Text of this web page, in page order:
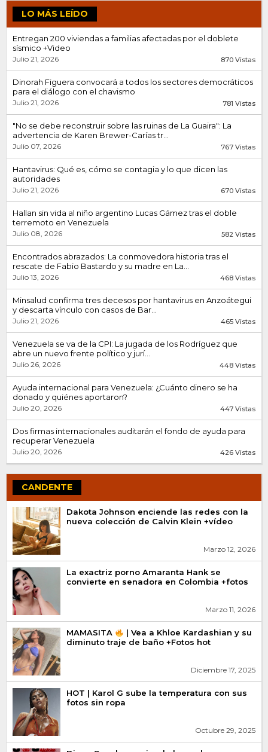
LO MÁS LEÍDO
Entregan 200 viviendas a familias afectadas por el doblete
sísmico +Video
Julio 21, 2026 870 Vistas
Dinorah Figuera convocará a todos los sectores democráticos
para el diálogo con el chavismo
Julio 21, 2026 781 Vistas
"No se debe reconstruir sobre las ruinas de La Guaira": La
advertencia de Karen Brewer-Carías tr...
Julio 07, 2026 767 Vistas
Hantavirus: Qué es, cómo se contagia y lo que dicen las
autoridades
Julio 21, 2026 670 Vistas
Hallan sin vida al niño argentino Lucas Gámez tras el doble
terremoto en Venezuela
Julio 08, 2026 582 Vistas
Encontrados abrazados: La conmovedora historia tras el
rescate de Fabio Bastardo y su madre en La...
Julio 13, 2026 468 Vistas
Minsalud confirma tres decesos por hantavirus en Anzoátegui
y descarta vínculo con casos de Bar...
Julio 21, 2026 465 Vistas
Venezuela se va de la CPI: La jugada de los Rodríguez que
abre un nuevo frente político y jurí...
Julio 26, 2026 448 Vistas
Ayuda internacional para Venezuela: ¿Cuánto dinero se ha
donado y quiénes aportaron?
Julio 20, 2026 447 Vistas
Dos firmas internacionales auditarán el fondo de ayuda para
recuperar Venezuela
Julio 20, 2026 426 Vistas
CANDENTE
Dakota Johnson enciende las redes con la
nueva colección de Calvin Klein +vídeo
Marzo 12, 2026
La exactriz porno Amaranta Hank se
convierte en senadora en Colombia +fotos
Marzo 11, 2026
MAMASITA
| Vea a Khloe Kardashian y su
diminuto traje de baño +Fotos hot
Diciembre 17, 2025
HOT | Karol G sube la temperatura con sus
fotos sin ropa
Octubre 29, 2025